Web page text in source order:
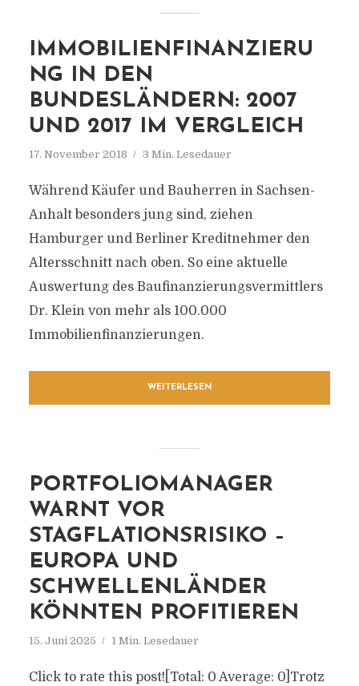
IMMOBILIENFINANZIERU
NG IN DEN
BUNDESLÄNDERN: 2007
UND 2017 IM VERGLEICH
17. November 2018 3 Min. Lesedauer
Während Käufer und Bauherren in Sachsen-
Anhalt besonders jung sind, ziehen
Hamburger und Berliner Kreditnehmer den
Altersschnitt nach oben. So eine aktuelle
Auswertung des Baufinanzierungsvermittlers
Dr. Klein von mehr als 100.000
Immobilienfinanzierungen.
WEITERLESEN
PORTFOLIOMANAGER
WARNT VOR
STAGFLATIONSRISIKO –
EUROPA UND
SCHWELLENLÄNDER
KÖNNTEN PROFITIEREN
15. Juni 2025 1 Min. Lesedauer
Click to rate this post![Total: 0 Average: 0]Trotz